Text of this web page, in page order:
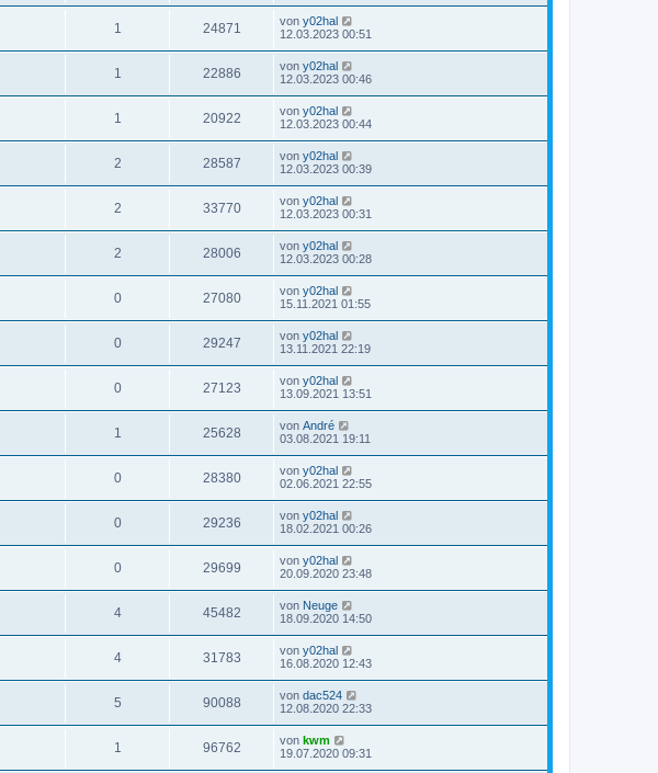
1 24871 von y02hal
12.03.2023 00:51
1 22886 von y02hal
12.03.2023 00:46
1 20922 von y02hal
12.03.2023 00:44
2 28587 von y02hal
12.03.2023 00:39
2 33770 von y02hal
12.03.2023 00:31
2 28006 von y02hal
12.03.2023 00:28
0 27080 von y02hal
15.11.2021 01:55
0 29247 von y02hal
13.11.2021 22:19
0 27123 von y02hal
13.09.2021 13:51
1 25628 von André
03.08.2021 19:11
0 28380 von y02hal
02.06.2021 22:55
0 29236 von y02hal
18.02.2021 00:26
0 29699 von y02hal
20.09.2020 23:48
4 45482 von Neuge
18.09.2020 14:50
4 31783 von y02hal
16.08.2020 12:43
5 90088 von dac524
12.08.2020 22:33
1 96762 von kwm
19.07.2020 09:31